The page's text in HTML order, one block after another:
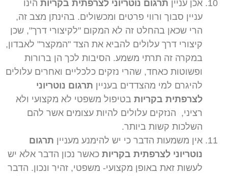
אכן עניין תרגום נוטריוני לצרפתית בקריות הינו
עניין סבוך ורווי פרטים ומכשולים. בהינתן מצב זה,
הרי שכאן בהחלט זה לא המקום "לקיצורי דרך", שכן
קיצורי דרך עלולים להביא את הצד "המקצר" לאבדון,
במקרה זה תרתי משמע. הסיבות לכך הן ברורות
ופשוטות כאחד, שהרי נזקים כלכליים ואחרים עלולים
להיגרם למי מהצדדים בעניין תרגום נוטריוני
לצרפתית בקריות בטיפול משפטי לא מקצועי ולא
רציני, הנזקים עלולים להיות עצומים אשר להם
השלכות קשות ביותר.
אין משמעות הדבר כי יש להימנע מעניין תרגום
נוטריוני לצרפתית בקריות כאשר נכון הדבר אלא יש
לעשות זאת באופן מקצועי- משפטי, זהיר ונכון. הדבר